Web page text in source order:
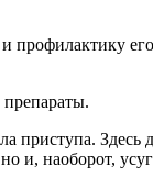
и профилактику
приступа. Здесь
и, наоборот,